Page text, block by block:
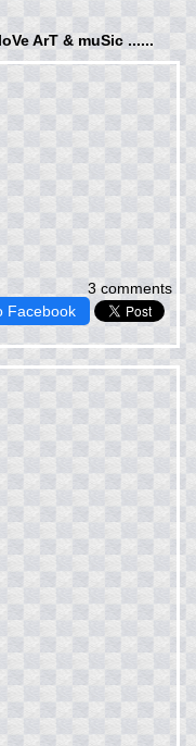
ArT & muSic ......
3 comments
Facebook